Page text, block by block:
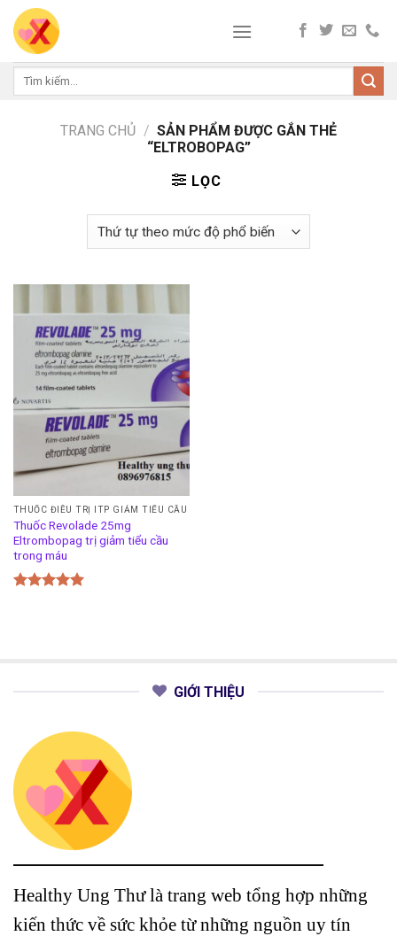
Skip
content
Tìm
TRANG CHỦ / SẢN PHẨM ĐƯỢC GẮN THẺ
“ELTROBOPAG”
LỌC
THUỐC ĐIỀU TRỊ ITP GIẢM TIỂU CẦU
Thuốc Revolade 25mg
Eltrombopag trị giảm tiểu cầu
trong máu
GIỚI THIỆU
Healthy Ung Thư là trang web tổng hợp những
kiến thức về sức khỏe từ những nguồn uy tín